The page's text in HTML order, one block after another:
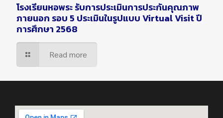
โรงเรียนหอพระ รับการประเมินการประกันคุณภาพ
ภายนอก รอบ 5 ประเมินในรูปแบบ Virtual Visit ปี
การศึกษา 2568
Read more